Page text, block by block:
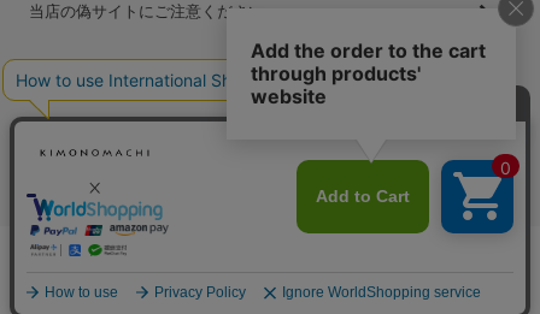
当店の偽サイトにご注意ください
商品の無断販売・転売の禁止について
会社概要プライバシーポリシー 特定商取引法お問い合わせ
©2026 着物・浴衣通販 京都きもの町All Rights reserved.